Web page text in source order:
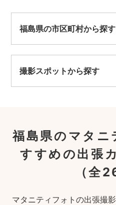
福島県の市区町村から探す
撮影スポットから探す
福島県のマタニ
すすめの出張
（全
マタニティフォトの出張撮